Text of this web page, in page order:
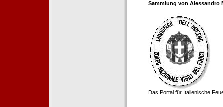
Sammlung von Alessandro
Das Portal für Italienische